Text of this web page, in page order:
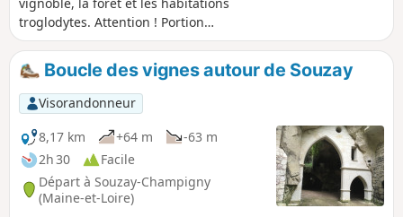
vignoble, la forêt et les habitations
troglodytes. Attention ! Portion
impraticable en bord de Loire en cas de
crue. Prudence en période de chasse.
Boucle des vignes autour de Souzay
Visorandonneur
8,17 km
+64 m
-63 m
2h 30
Facile
Départ à Souzay-Champigny
(Maine-et-Loire)